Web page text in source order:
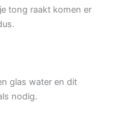
tong raakt komen er
glas water en dit
nodig.